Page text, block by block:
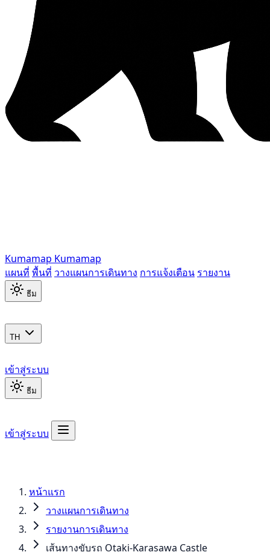
Kumamap Kumamap
แผนที่ พื้นที่ วางแผนการเดินทาง การแจ้งเตือน รายงาน
ธีม
TH
เข้าสู่ระบบ
ธีม
เข้าสู่ระบบ
หน้าแรก
วางแผนการเดินทาง
รายงานการเดินทาง
เส้นทางขับรถ Otaki-Karasawa Castle